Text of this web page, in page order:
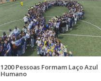
1200 Pessoas Formam Laço Azul
Humano